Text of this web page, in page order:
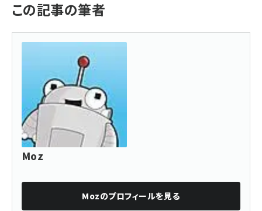
この記事の筆者
Moz
Mozのプロフィールを見る